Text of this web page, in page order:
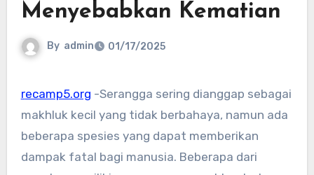
Menyebabkan Kematian
By admin 01/17/2025
recamp5.org -Serangga sering dianggap sebagai
makhluk kecil yang tidak berbahaya, namun ada
beberapa spesies yang dapat memberikan
dampak fatal bagi manusia. Beberapa dari